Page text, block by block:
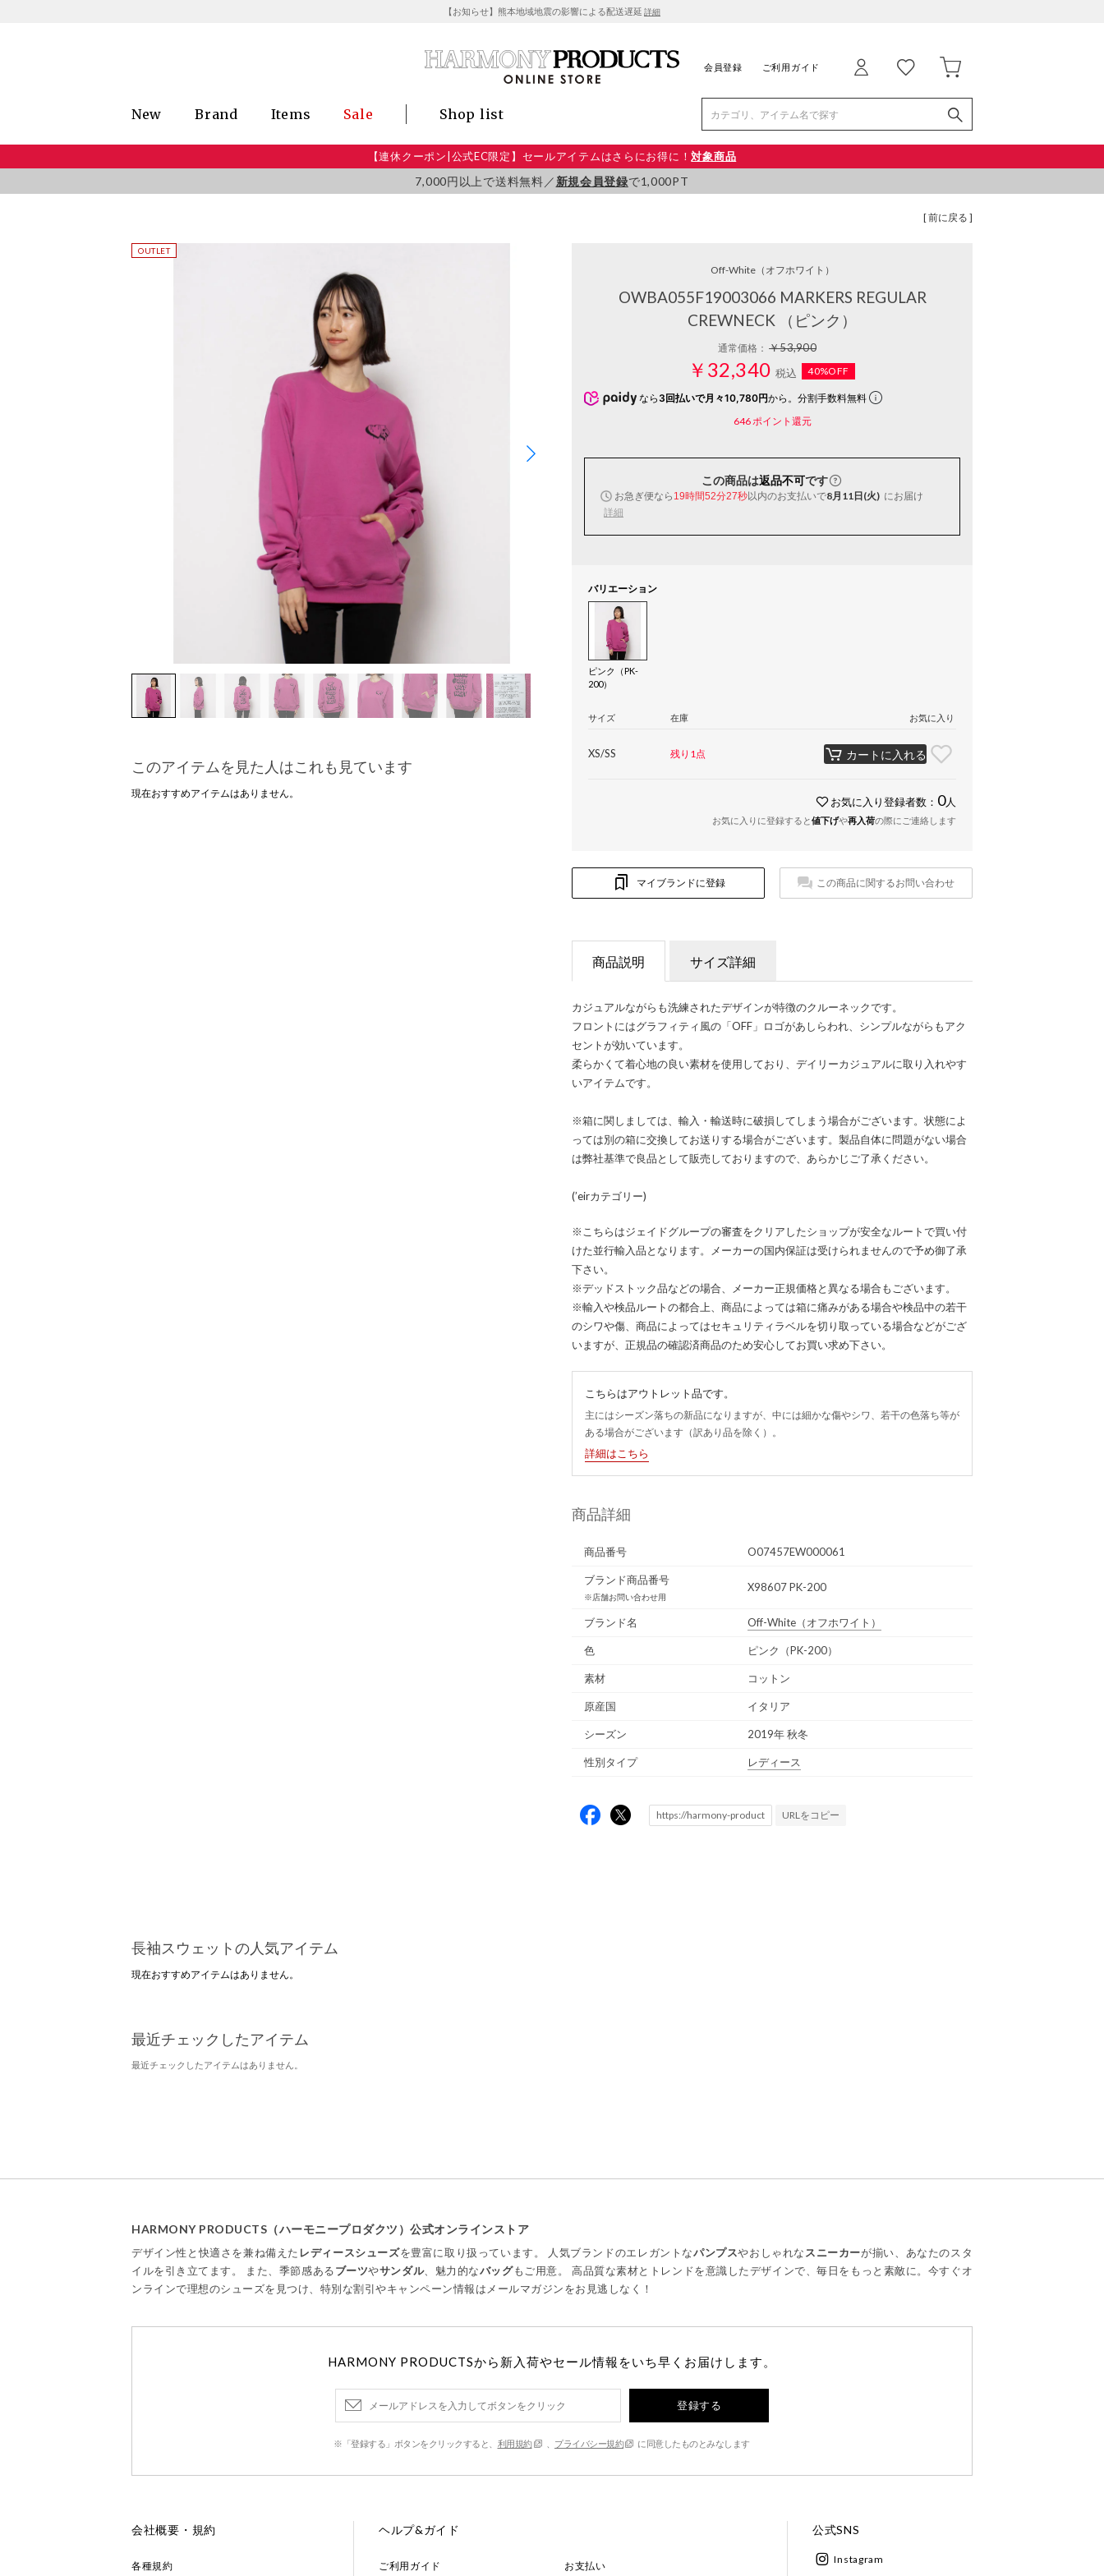
【お知らせ】熊本地域地震の影響による配送遅延 詳細
会員登録 ご利用ガイド
New Brand Items Sale Shop list
【連休クーポン|公式EC限定】セールアイテムはさらにお得に！対象商品
7,000円以上で送料無料／ 新規会員登録で1,000PT
[ 前に戻る ]
このアイテムを見た人はこれも見ています
現在おすすめアイテムはありません。
Off-White（オフホワイト）
OWBA055F19003066 MARKERS REGULAR
CREWNECK （ピンク）
通常価格：￥53,900
￥32,340 税込 40%OFF
なら 3回払いで月々10,780円から。分割手数料無料
646ポイント還元
この商品は返品不可です
お急ぎ便なら 19時間52分26秒以内のお支払いで8月11日(火) にお届け
詳細
バリエーション
ピンク（PK-
200）
サイズ 在庫 お気に入り
XS/SS 残り1点 カートに入れる
お気に入り登録者数： 0人
お気に入りに登録すると値下げや再入荷の際にご連絡します
マイブランドに登録 この商品に関するお問い合わせ
商品説明 サイズ詳細
カジュアルながらも洗練されたデザインが特徴のクルーネックです。
フロントにはグラフィティ風の「OFF」ロゴがあしらわれ、シンプルながらもアク
セントが効いています。
柔らかくて着心地の良い素材を使用しており、デイリーカジュアルに取り入れやす
いアイテムです。
※箱に関しましては、輸入・輸送時に破損してしまう場合がございます。状態によ
っては別の箱に交換してお送りする場合がございます。製品自体に問題がない場合
は弊社基準で良品として販売しておりますので、あらかじご了承ください。
(’eirカテゴリー)
※こちらはジェイドグループの審査をクリアしたショップが安全なルートで買い付
けた並行輸入品となります。メーカーの国内保証は受けられませんので予め御了承
下さい。
※デッドストック品などの場合、メーカー正規価格と異なる場合もございます。
※輸入や検品ルートの都合上、商品によっては箱に痛みがある場合や検品中の若干
のシワや傷、商品によってはセキュリティラベルを切り取っている場合などがござ
いますが、正規品の確認済商品のため安心してお買い求め下さい。
こちらはアウトレット品です。
主にはシーズン落ちの新品になりますが、中には細かな傷やシワ、若干の色落ち等が
ある場合がございます（訳あり品を除く）。
詳細はこちら
商品詳細
商品番号 O07457EW000061
ブランド商品番号
※店舗お問い合わせ用
X98607 PK-200
ブランド名 Off-White （オフホワイト）
色 ピンク（PK-200）
素材 コットン
原産国 イタリア
シーズン 2019年 秋冬
性別タイプ レディース
URLをコピー
長袖スウェットの人気アイテム
現在おすすめアイテムはありません。
最近チェックしたアイテム
最近チェックしたアイテムはありません。
HARMONY PRODUCTS（ハーモニープロダクツ）公式オンラインストア
デザイン性と快適さを兼ね備えた レディースシューズを豊富に取り扱っています。 人気ブランドのエレガントなパンプスやおしゃれな スニーカーが揃い、あなたのスタ
イルを引き立てます。 また、季節感あるブーツやサンダル、魅力的なバッグもご用意。 高品質な素材とトレンドを意識したデザインで、毎日をもっと素敵に。今すぐオ
ンラインで理想のシューズを見つけ、特別な割引やキャンペーン情報はメールマガジンをお見逃しなく！
HARMONY PRODUCTSから新入荷やセール情報をいち早くお届けします。
登録する
※「登録する」ボタンをクリックすると、 利用規約 プライバシー規約 に同意したものとみなします
会社概要・規約
各種規約
ヘルプ&ガイド
ご利用ガイド お支払い
公式SNS
Instagram